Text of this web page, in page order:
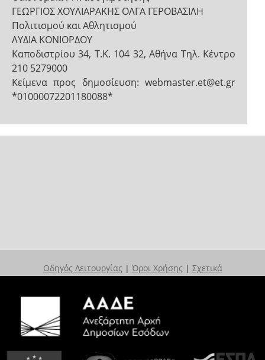
ΓΕΩΡΓΙΟΣ ΧΟΥΛΙΑΡΑΚΗΣ ΟΛΓΑ ΓΕΡΟΒΑΣΙΛΗ
Πολιτισμού και Αθλητισμού
ΛΥΔΙΑ ΚΟΝΙΟΡΔΟΥ
Καποδιστρίου 34, Τ.Κ. 104 32, Αθήνα Τηλ. Κέντρο
210 5279000
Κείμενα προς δημοσίευση: webmaster.et@et.gr
*01000072201180088*
Οδηγός Λειτουργίας | Όροι Χρήσης | Σχετικά